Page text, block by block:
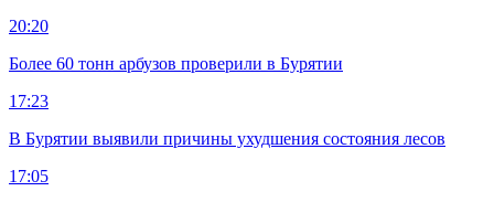
20:20
Более 60 тонн арбузов проверили в Бурятии
17:23
В Бурятии выявили причины ухудшения состояния лесов
17:05